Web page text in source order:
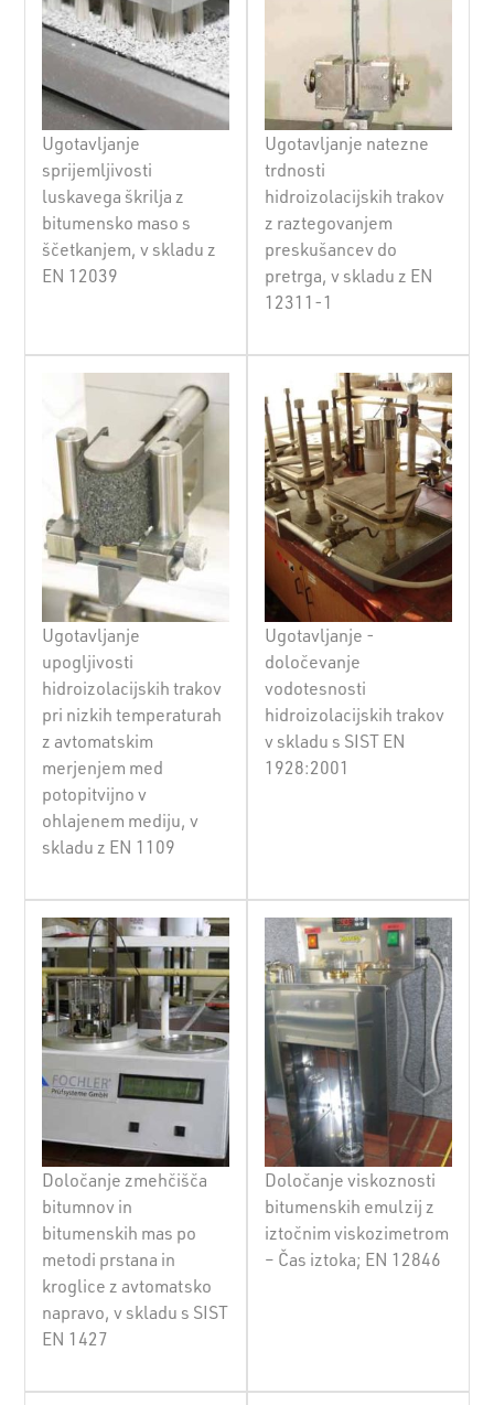
Ugotavljanje
sprijemljivosti
luskavega škrilja z
bitumensko maso s
ščetkanjem, v skladu z
EN 12039
Ugotavljanje natezne
trdnosti
hidroizolacijskih trakov
z raztegovanjem
preskušancev do
pretrga, v skladu z EN
12311-1
Ugotavljanje
upogljivosti
hidroizolacijskih trakov
pri nizkih temperaturah
z avtomatskim
merjenjem med
potopitvijno v
ohlajenem mediju, v
skladu z EN 1109
Ugotavljanje -
določevanje
vodotesnosti
hidroizolacijskih trakov
v skladu s SIST EN
1928:2001
Določanje zmehčišča
bitumnov in
bitumenskih mas po
metodi prstana in
kroglice z avtomatsko
napravo, v skladu s SIST
EN 1427
Določanje viskoznosti
bitumenskih emulzij z
iztočnim viskozimetrom
– Čas iztoka; EN 12846